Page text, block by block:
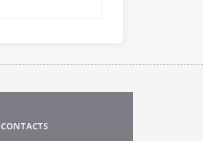
CONTACTS